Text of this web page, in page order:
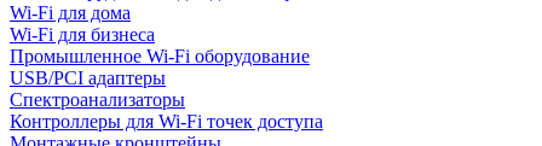
Wi-Fi для дома
Wi-Fi для бизнеса
Промышленное Wi-Fi оборудование
USB/PCI адаптеры
Cпектроанализаторы
Контроллеры для Wi-Fi точек доступа